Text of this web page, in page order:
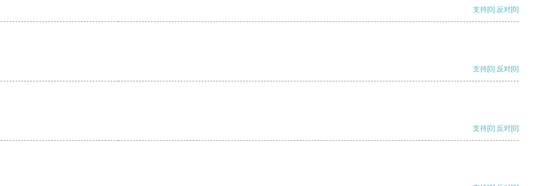
支持[0] 反对[0]
支持[0] 反对[0]
支持[0] 反对[0]